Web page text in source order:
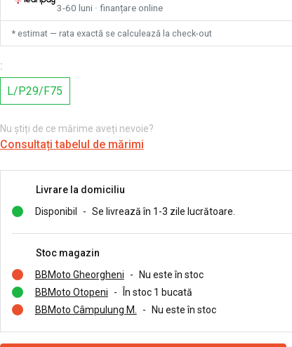
3-60 luni · finanțare online
* estimat — rata exactă se calculează la check-out
:
L/P29/F75
Nu știți de ce mărime aveți nevoie?
Consultați tabelul de mărimi
Livrare la domiciliu
Disponibil
- Se livrează în 1-3 zile lucrătoare.
Stoc magazin
BBMoto Gheorgheni
-
Nu este în stoc
BBMoto Otopeni
-
În stoc 1 bucată
BBMoto Câmpulung M.
- Nu este în stoc